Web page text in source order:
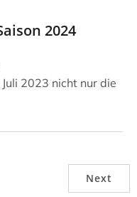
2024
2023 nicht nur die
Next